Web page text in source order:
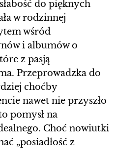
do pięknych
w rodzinnej
wśród
i albumów o
z pasją
Przeprowadzka do
choćby
nawet nie przyszło
pomysł na
Choć nowiutki
„posiadłość z